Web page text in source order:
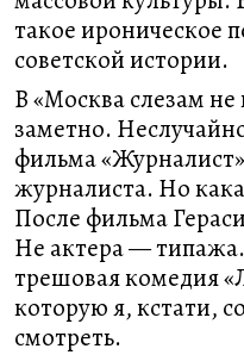
такое ироническое
советской истории.
В «Москва слезам не
заметно.
фильма
журналиста. Но
После фильма
Не актера —
трешовая комедия
которую я, кстати,
смотреть.